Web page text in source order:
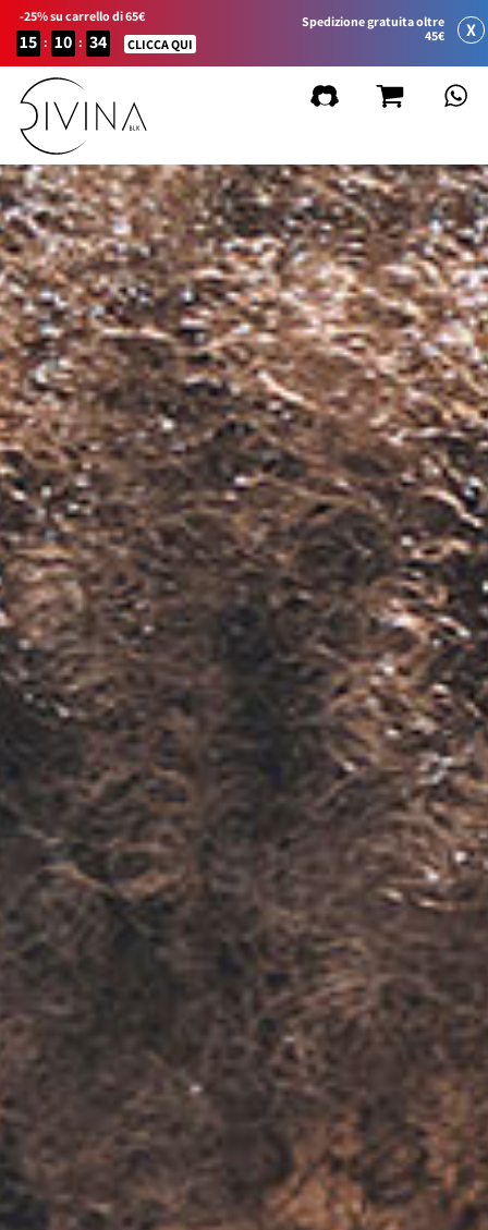
-25% su carrello di 65€
15 : 10 : 34 CLICCA QUI
Spedizione gratuita oltre
45€
X
FILTRA
per Linea di Prodotto
Natural&Amazing
Curly Summer
Accessori
Curl Balance
Baby Curly
Sport&Go
Gift Card
per Beneficio
per Tipo di Capelli
KIT Prodotti
in Promozione
in Promozione